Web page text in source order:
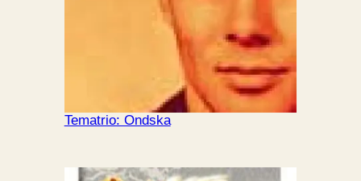
Tematrio: Ondska